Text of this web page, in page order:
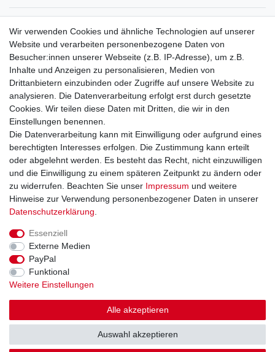
Rechtliche Informationen
Widerrufsrecht
Widerrufsformular
Datenschutzerklärung
AGB
Impressum
Vertrag widerrufen Kontakt
Zahlungsarten
Kreditkarte
Lastschrift
Apple Pay
Google Pay
Vorkasse
Facebook
Wir verwenden Cookies und ähnliche Technologien auf unserer
Website und verarbeiten personenbezogene Daten von
Besucher:innen unserer Webseite (z.B. IP-Adresse), um z.B.
Inhalte und Anzeigen zu personalisieren, Medien von
Drittanbietern einzubinden oder Zugriffe auf unsere Website zu
analysieren. Die Datenverarbeitung erfolgt erst durch gesetzte
Cookies. Wir teilen diese Daten mit Dritten, die wir in den
Einstellungen benennen.
Die Datenverarbeitung kann mit Einwilligung oder aufgrund eines
berechtigten Interesses erfolgen. Die Zustimmung kann erteilt
oder abgelehnt werden. Es besteht das Recht, nicht einzuwilligen
und die Einwilligung zu einem späteren Zeitpunkt zu ändern oder
zu widerrufen. Beachten Sie unser Impressum und weitere
Hinweise zur Verwendung personenbezogener Daten in unserer
Daten­schutz­erklärung
Essenziell
Externe Medien
PayPal
Funktional
Weitere Einstellungen
Alle akzeptieren
Auswahl akzeptieren